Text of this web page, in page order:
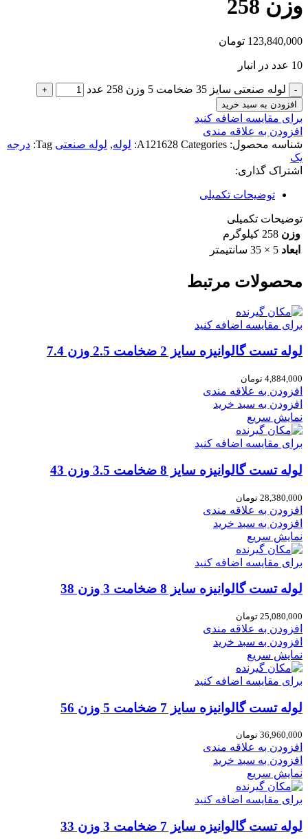
وزن 258
123,840,000 تومان
10 عدد در انبار
لوله صنعتی سایز 35 ضخامت 5 وزن 258 عدد
افزودن به سبد خرید
برای مقایسه اضافه کنید
افزودن به علاقه مندی
شناسه محصول:
A121628 Categories: لوله, لوله صنعتی Tag: درجه
یک
اشتراک گذاری:
توضیحات تکمیلی
توضیحات تکمیلی
وزن 258 کیلوگرم
ابعاد 5 × 35 سانتیمتر
محصولات مرتبط
برای مقایسه اضافه کنید
لوله تست گالوانیزه سایز 2 ضخامت 2.5 وزن 7.4
4,884,000 تومان
افزودن به علاقه مندی
افزودن به سبد خرید
نمایش سریع
برای مقایسه اضافه کنید
لوله تست گالوانیزه سایز 8 ضخامت 3.5 وزن 43
28,380,000 تومان
افزودن به علاقه مندی
افزودن به سبد خرید
نمایش سریع
برای مقایسه اضافه کنید
لوله تست گالوانیزه سایز 8 ضخامت 3 وزن 38
25,080,000 تومان
افزودن به علاقه مندی
افزودن به سبد خرید
نمایش سریع
برای مقایسه اضافه کنید
لوله تست گالوانیزه سایز 7 ضخامت 5 وزن 56
36,960,000 تومان
افزودن به علاقه مندی
افزودن به سبد خرید
نمایش سریع
برای مقایسه اضافه کنید
لوله تست گالوانیزه سایز 7 ضخامت 3 وزن 33